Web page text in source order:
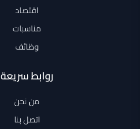
اقتصاد
مناسبات
وظائف
روابط سريعة
من نحن
اتصل بنا